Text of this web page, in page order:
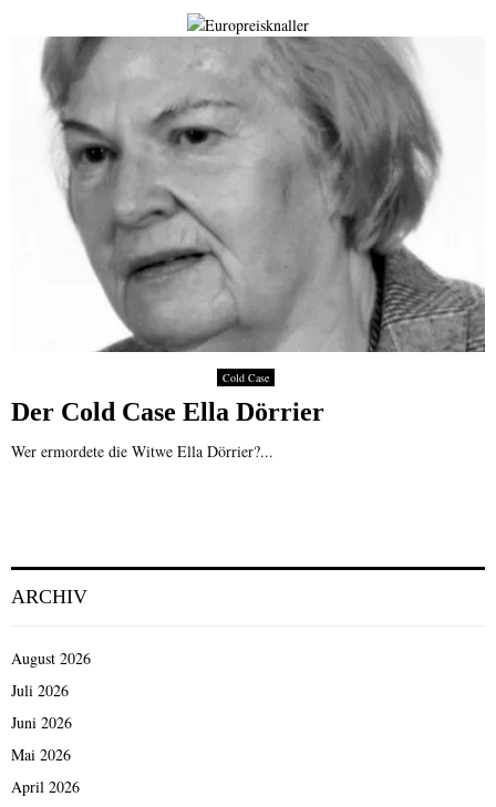
Cold Case
Der Cold Case Ella Dörrier
Wer ermordete die Witwe Ella Dörrier?...
ARCHIV
August 2026
Juli 2026
Juni 2026
Mai 2026
April 2026